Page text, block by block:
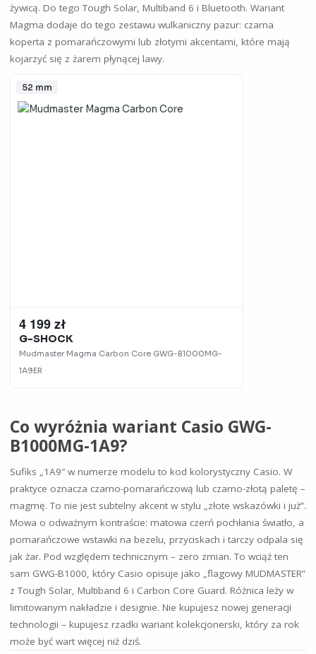
żywicą. Do tego Tough Solar, Multiband 6 i Bluetooth. Wariant
Magma dodaje do tego zestawu wulkaniczny pazur: czarna
koperta z pomarańczowymi lub złotymi akcentami, które mają
kojarzyć się z żarem płynącej lawy.
52 mm
4 199 zł
G-SHOCK
Mudmaster Magma Carbon Core GWG-B1000MG-
1A9ER
Co wyróżnia wariant Casio GWG-
B1000MG-1A9?
Sufiks „1A9″ w numerze modelu to kod kolorystyczny Casio. W
praktyce oznacza czarno-pomarańczową lub czarno-złotą paletę –
magmę. To nie jest subtelny akcent w stylu „złote wskazówki i już”.
Mowa o odważnym kontraście: matowa czerń pochłania światło, a
pomarańczowe wstawki na bezelu, przyciskach i tarczy odpala się
jak żar. Pod względem technicznym – zero zmian. To wciąż ten
sam GWG-B1000, który Casio opisuje jako „flagowy MUDMASTER”
z Tough Solar, Multiband 6 i Carbon Core Guard. Różnica leży w
limitowanym nakładzie i designie. Nie kupujesz nowej generacji
technologii – kupujesz rzadki wariant kolekcjonerski, który za rok
może być wart więcej niż dziś.